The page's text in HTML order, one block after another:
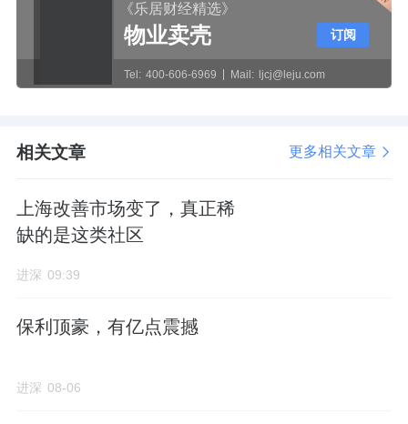
《乐居财经精选》
物业卖壳
Tel: 400-606-6969 Mail: ljcj@leju.com
订阅
相关文章 更多相关文章
上海改善市场变了，真正稀
缺的是这类社区
进深 09:39
保利顶豪，有亿点震撼
进深 08-06